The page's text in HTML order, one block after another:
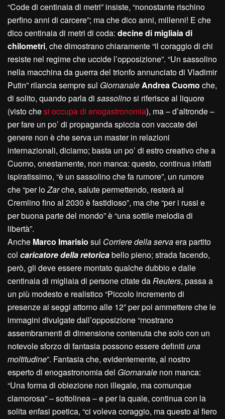
“Code di centinaia di metri” insiste, “nonostante rischino
perfino anni di carcere”; ma che dico anni, millenni! E che
dico centinaia di metri di coda: decine di migliaia di
chilometri, che dimostrano chiaramente “il coraggio di chi
resiste nel regime che uccide l’opposizione”. “Un sassolino
nella macchina da guerra del trionfo annunciato di Vladimir
Putin” rilancia sempre sul GiornanaleAndrea Cuomo che,
di solito, quando parla di sassolinosi riferisce al liquore
(visto chesi occupa di enogastronomia), ma – d’altronde –
per fare un po’ di propaganda spiccia con vaccate del
genere non è che serva un master in relazioni
internazionali, diciamo; basta un po’ di estro creativo che a
Cuomo, onestamente, non manca: questo, continua infatti
ispiratissimo, “è un sassolino che fa rumore”, un rumore
che “per loZarche, salute permettendo, resterà al
Cremlino fino al 2030 è fastidioso”, ma che “per i russi e
per buona parte del mondo” è “una sottile melodia di
libertà”.
Anche Marco Imarisio sul Corriere della servaera partito
col caricatore della retoricabello pieno; strada facendo,
però, gli deve essere montato qualche dubbio e dalle
centinaia di migliaia di persone citate daReuters, passa a
un più modesto e realistico “Piccolo incremento di
presenze ai seggi attorno alle 12” per poi ammettere che le
immagini divulgate dall’opposizione “mostrano
assembramenti di dimensione contenuta che solo con un
notevole sforzo di fantasia possono essere definiti una
moltitudine”. Fantasia che, evidentemente, al nostro
esperto di enogastronomia del Giornanale non manca:
“Una forma di obiezione non illegale, ma comunque
clamorosa” – sottolinea – e per la quale, continua con la
solita enfasi poetica, “ci voleva coraggio, ma questo al fiero